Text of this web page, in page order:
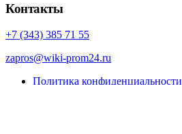
Контакты
+7 (343) 385 71 55
zapros@wiki-prom24.ru
Политика конфиденциальности